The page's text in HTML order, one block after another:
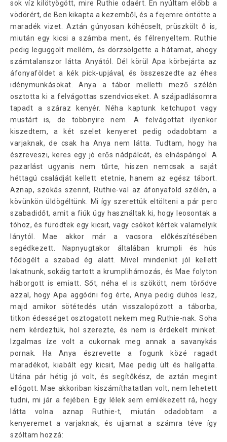
sok víz kilötyögött, mire Ruthie odaért. Én nyúltam előbb a
vödörért, de Ben kikapta a kezemből, és a fejemre öntötte a
maradék vizet. Aztán gúnyosan köhécselt, prüszkölt ő is,
miután egy kicsi a számba ment, és félrenyeltem. Ruthie
pedig leguggolt mellém, és dörzsölgette a hátamat, ahogy
számtalanszor látta Anyától. Dél körül Apa körbejárta az
áfonyaföldet a kék pick-upjával, és összeszedte az éhes
idénymunkásokat. Anya a tábor melletti mező szélén
osztotta ki a felvágottas szendvicseket. A szájpadlásomra
tapadt a száraz kenyér. Néha kaptunk ketchupot vagy
mustárt is, de többnyire nem. A felvágottat ilyenkor
kiszedtem, a két szelet kenyeret pedig odadobtam a
varjaknak, de csak ha Anya nem látta. Tudtam, hogy ha
észreveszi, keres egy jó erős nádpálcát, és elnáspángol. A
pazarlást ugyanis nem tűrte, hiszen nemcsak a saját
héttagú családját kellett etetnie, hanem az egész tábort.
Aznap, szokás szerint, Ruthie-val az áfonyaföld szélén, a
kövünkön üldögéltünk. Mi így szerettük eltölteni a pár perc
szabadidőt, amit a fiúk úgy használtak ki, hogy leosontak a
tóhoz, és fürödtek egy kicsit, vagy csókot kértek valamelyik
lánytól. Mae akkor már a vacsora előkészítésében
segédkezett. Napnyugtakor általában krumpli és hús
fődögélt a szabad ég alatt. Mivel mindenkit jól kellett
lakatnunk, sokáig tartott a krumplihámozás, és Mae folyton
háborgott is emiatt. Sőt, néha el is szökött, nem törődve
azzal, hogy Apa aggódni fog érte, Anya pedig dühös lesz,
majd amikor sötétedés után visszalopózott a táborba,
titkon édességet osztogatott nekem meg Ruthie-nak. Soha
nem kérdeztük, hol szerezte, és nem is érdekelt minket.
Izgalmas íze volt a cukornak meg annak a savanykás
pornak. Ha Anya észrevette a fogunk közé ragadt
maradékot, kiabált egy kicsit, Mae pedig ült és hallgatta.
Utána pár hétig jó volt, és segítőkész, de aztán megint
ellógott. Mae akkoriban kiszámíthatatlan volt, nem lehetett
tudni, mi jár a fejében. Egy lélek sem emlékezett rá, hogy
látta volna aznap Ruthie-t, miután odadobtam a
kenyeremet a varjaknak, és ujjamat a számra téve így
szóltam hozzá: